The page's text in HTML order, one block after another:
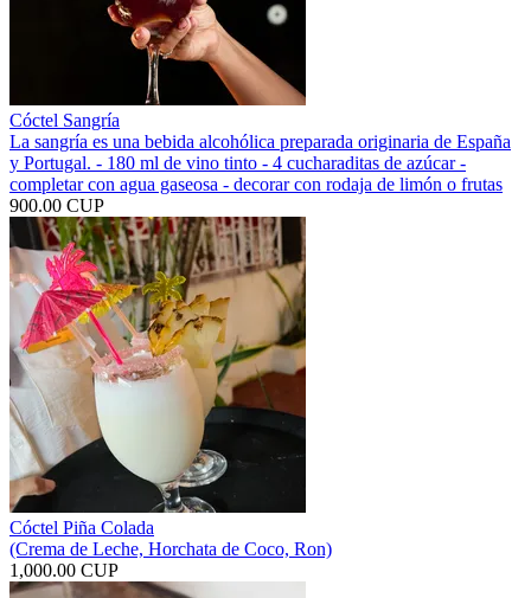
Cóctel Sangría
La sangría es una bebida alcohólica preparada originaria de España
y Portugal. - 180 ml de vino tinto - 4 cucharaditas de azúcar -
completar con agua gaseosa - decorar con rodaja de limón o frutas
900.00 CUP
Cóctel Piña Colada
(Crema de Leche, Horchata de Coco, Ron)
1,000.00 CUP